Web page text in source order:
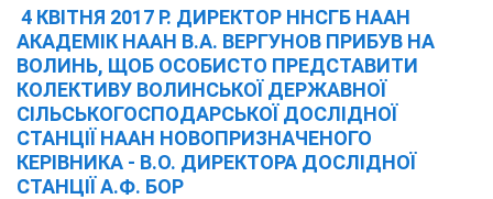
4 КВІТНЯ 2017 Р. ДИРЕКТОР ННСГБ НААН
АКАДЕМІК НААН В.А. ВЕРГУНОВ ПРИБУВ НА
ВОЛИНЬ, ЩОБ ОСОБИСТО ПРЕДСТАВИТИ
КОЛЕКТИВУ ВОЛИНСЬКОЇ ДЕРЖАВНОЇ
СІЛЬСЬКОГОСПОДАРСЬКОЇ ДОСЛІДНОЇ
СТАНЦІЇ НААН НОВОПРИЗНАЧЕНОГО
КЕРІВНИКА - В.О. ДИРЕКТОРА ДОСЛІДНОЇ
СТАНЦІЇ А.Ф. БОР